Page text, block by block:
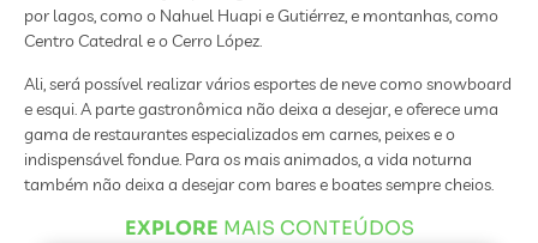
por lagos, como o Nahuel Huapi e Gutiérrez, e montanhas, como
Centro Catedral e o Cerro López.
Ali, será possível realizar vários esportes de neve como snowboard
e esqui. A parte gastronômica não deixa a desejar, e oferece uma
gama de restaurantes especializados em carnes, peixes e o
indispensável fondue. Para os mais animados, a vida noturna
também não deixa a desejar com bares e boates sempre cheios.
EXPLORE MAIS CONTEÚDOS